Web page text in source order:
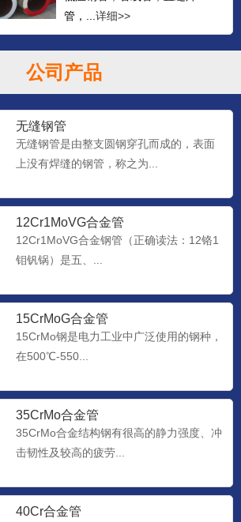
管，...详细>>
公司产品
无缝钢管
无缝钢管是由整支圆钢穿孔而成的，表面
上没有焊缝的钢管，称之为...
12Cr1MoVG合金管
12Cr1MoVG合金钢管（正确读法：12铬1
钼钒锅）是五、...
15CrMoG合金管
15CrMo钢是电力工业中广泛使用的钢种，
在500℃-550...
35CrMo合金管
35CrMo合金结构钢有很高的静力强度、冲
击韧性及较高的疲劳...
40Cr合金管